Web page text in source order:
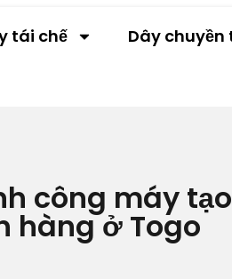
tái chế Dây chuyền
công máy
hàng ở Togo